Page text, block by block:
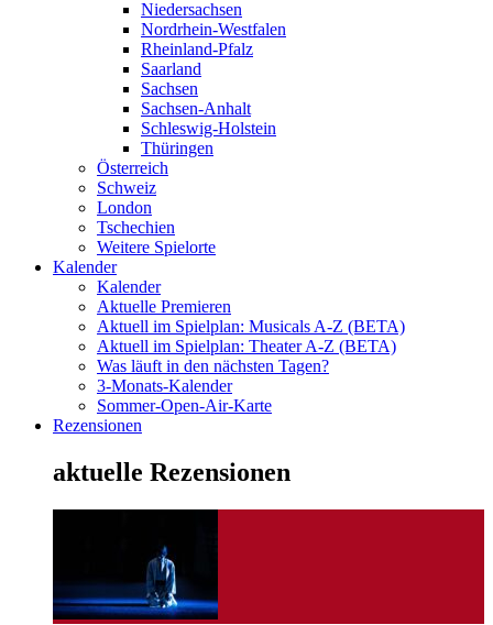
Niedersachsen
Nordrhein-Westfalen
Rheinland-Pfalz
Saarland
Sachsen
Sachsen-Anhalt
Schleswig-Holstein
Thüringen
Österreich
Schweiz
London
Tschechien
Weitere Spielorte
Kalender
Kalender
Aktuelle Premieren
Aktuell im Spielplan: Musicals A-Z (BETA)
Aktuell im Spielplan: Theater A-Z (BETA)
Was läuft in den nächsten Tagen?
3-Monats-Kalender
Sommer-Open-Air-Karte
Rezensionen
aktuelle Rezensionen